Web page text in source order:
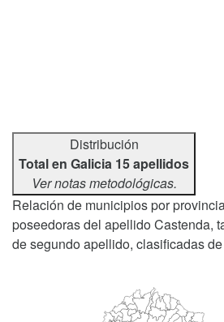
Distribución
Total en Galicia 15 apellidos
Ver notas metodológicas.
Relación de municipios por
poseedoras del apellido Castenda,
de segundo apellido, clasificadas